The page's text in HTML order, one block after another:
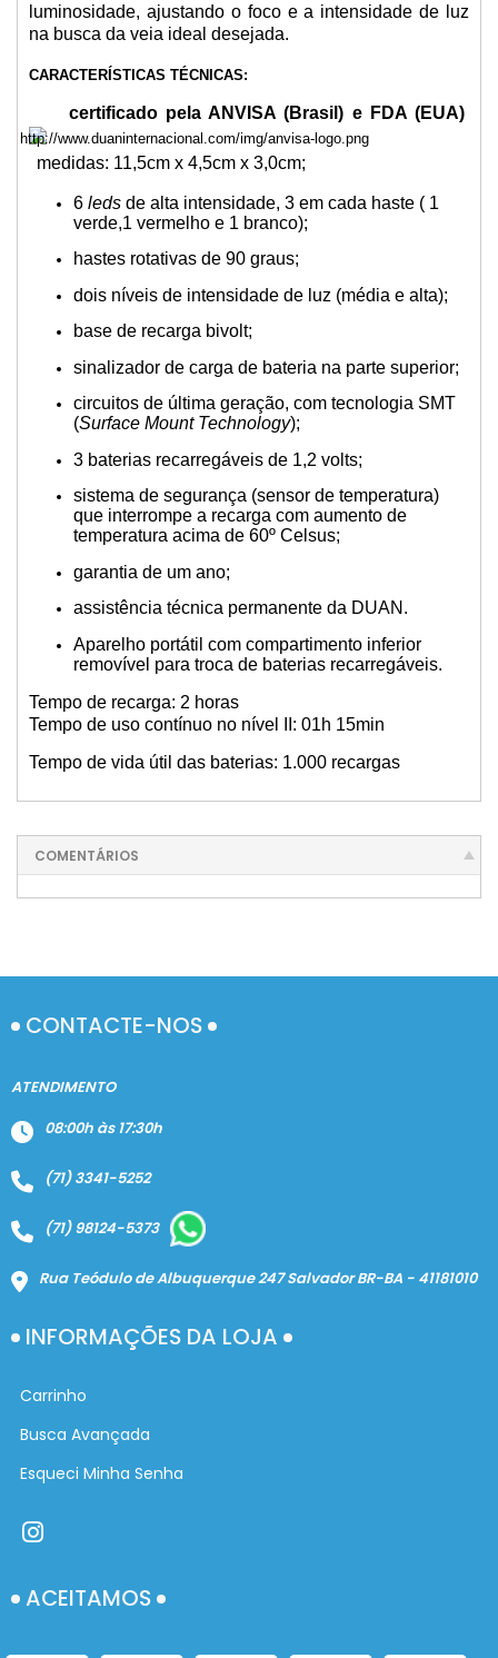
luminosidade, ajustando o foco e a intensidade de luz
na busca da veia ideal desejada.
CARACTERÍSTICAS TÉCNICAS:
certificado pela ANVISA (Brasil) e FDA (EUA)
medidas: 11,5cm x 4,5cm x 3,0cm;
6 leds de alta intensidade, 3 em cada haste ( 1
verde,1 vermelho e 1 branco);
hastes rotativas de 90 graus;
dois níveis de intensidade de luz (média e alta);
base de recarga bivolt;
sinalizador de carga de bateria na parte superior;
circuitos de última geração, com tecnologia SMT
(Surface Mount Technology);
3 baterias recarregáveis de 1,2 volts;
sistema de segurança (sensor de temperatura)
que interrompe a recarga com aumento de
temperatura acima de 60º Celsus;
garantia de um ano;
assistência técnica permanente da DUAN.
Aparelho portátil com compartimento inferior
removível para troca de baterias recarregáveis.
Tempo de recarga: 2 horas
Tempo de uso contínuo no nível II: 01h 15min
Tempo de vida útil das baterias: 1.000 recargas
COMENTÁRIOS
CONTACTE-NOS
ATENDIMENTO
08:00h às 17:30h
(71) 3341-5252
(71) 98124-5373
Rua Teódulo de Albuquerque 247 Salvador BR-BA - 41181010
INFORMAÇÕES DA LOJA
Carrinho
Busca Avançada
Esqueci Minha Senha
ACEITAMOS